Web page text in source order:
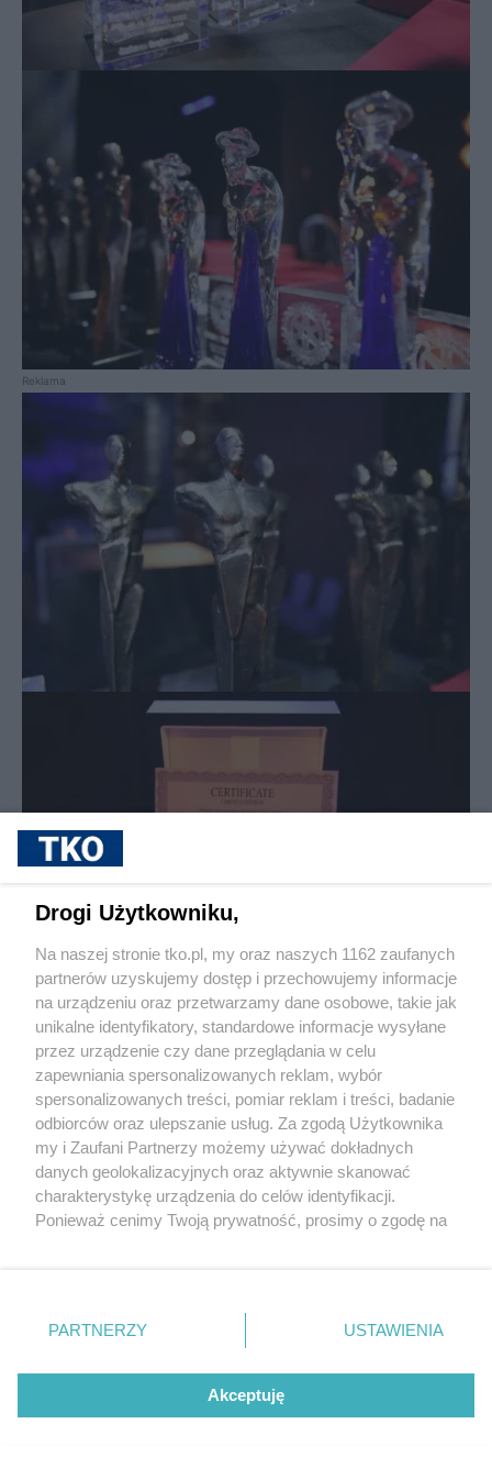
Reklama
Drogi Użytkowniku,
Na naszej stronie tko.pl, my oraz naszych 1162 zaufanych
partnerów uzyskujemy dostęp i przechowujemy informacje
na urządzeniu oraz przetwarzamy dane osobowe, takie jak
unikalne identyfikatory, standardowe informacje wysyłane
przez urządzenie czy dane przeglądania w celu
zapewniania spersonalizowanych reklam, wybór
spersonalizowanych treści, pomiar reklam i treści, badanie
odbiorców oraz ulepszanie usług. Za zgodą Użytkownika
my i Zaufani Partnerzy możemy używać dokładnych
danych geolokalizacyjnych oraz aktywnie skanować
charakterystykę urządzenia do celów identyfikacji.
Ponieważ cenimy Twoją prywatność, prosimy o zgodę na
znajdujący się w lewym dolnym rogu strony
. Niektóre
rodzaje przetwarzania danych nie wymagają zgody
użytkownika, ale masz prawo sprzeciwić się takiemu
przetwarzaniu. Preferencje będą miały zastosowania tylko
na tej witrynie.
PARTNERZY USTAWIENIA
Akceptuję